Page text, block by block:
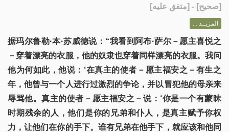
[صحيح] - [متفق عليه]
المزيــد ...
据玛尔鲁勒·本·苏威德说：“我看到阿布·萨尔－愿主喜悦之
－穿着漂亮的衣服，他的奴隶也穿着同样漂亮的衣服。我问
他为何如此，他说：‘在真主的使者－愿主福安之－有生之
年，他曾与一个人进行过激烈的争论，并以冒犯他的母亲来
辱骂他。真主的使者－愿主福安之－说：‘你是一个有蒙昧
时期残余的人，他们是你的兄弟和仆人，是真主赋予你权
力，让他们在你的手下。谁有兄弟在他手下，就应该和他同